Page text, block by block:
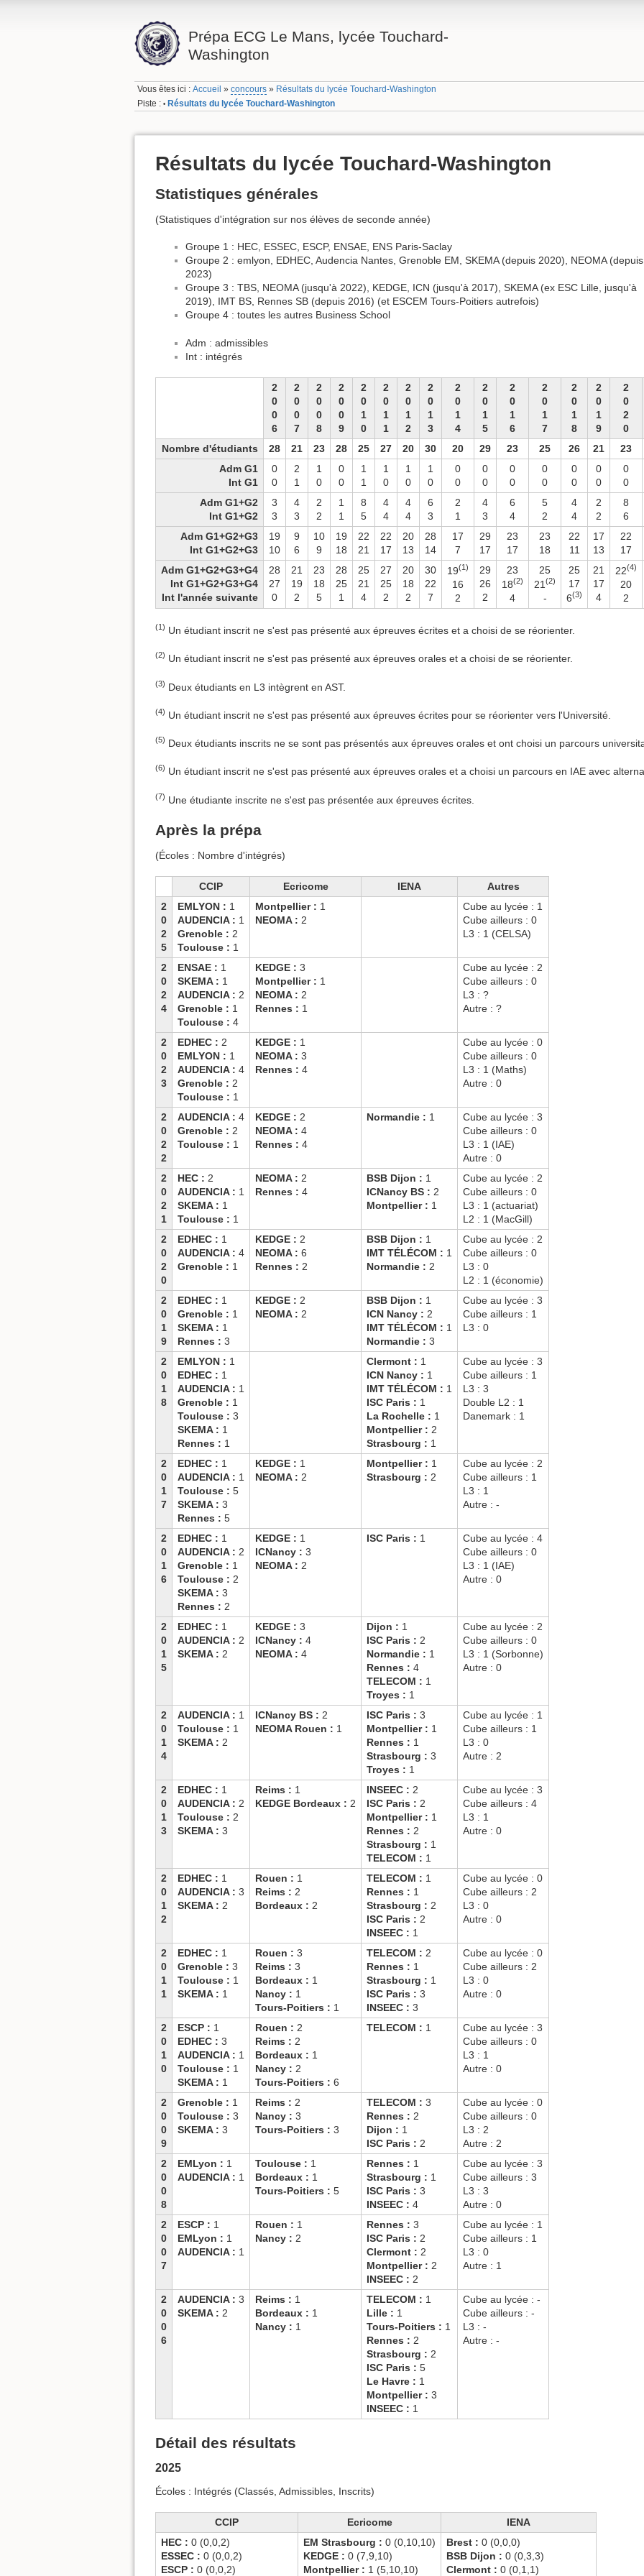
Prépa ECG Le Mans, lycée Touchard-
Washington
Vous êtes ici :Accueil »concours » Résultats du lycée Touchard-Washington
Piste : • Résultats du lycée Touchard-Washington
Résultats du lycée Touchard-Washington
Statistiques générales
(Statistiques d'intégration sur nos élèves de seconde année)
Groupe 1 : HEC, ESSEC, ESCP, ENSAE, ENS Paris-Saclay
Groupe 2 : emlyon, EDHEC, Audencia Nantes, Grenoble EM, SKEMA (depuis 2020), NEOMA (depuis
2023)
Groupe 3 : TBS, NEOMA (jusqu'à 2022), KEDGE, ICN (jusqu'à 2017), SKEMA (ex ESC Lille, jusqu'à
2019), IMT BS, Rennes SB (depuis 2016) (et ESCEM Tours-Poitiers autrefois)
Groupe 4 : toutes les autres Business School
Adm : admissibles
Int : intégrés
2
0
0
6
2
0
0
7
2
0
0
8
2
0
0
9
2
0
1
0
2
0
1
1
2
0
1
2
2
0
1
3
2
0
1
4
2
0
1
5
2
0
1
6
2
0
1
7
2
0
1
8
2
0
1
9
2
0
2
0
Nombre d'étudiants
28 21 23 28 25 27 20 30 20 29 23 25 26 21 23
Adm G1
Int G1
0
0
2
1
1
0
0
0
1
1
1
0
1
0
1
0
0
0
0
0
0
0
0
0
0
0
0
0
0
0
Adm G1+G2
Int G1+G2
3
3
4
3
2
2
1
1
8
5
4
4
4
4
6
3
2
1
4
3
6
4
5
2
4
4
2
2
8
6
Adm G1+G2+G3
Int G1+G2+G3
19
10
9
6
10
9
19
18
22
21
22
17
20
13
28
14
17
7
29
17
23
17
23
18
22
11
17
13
22
17
Adm G1+G2+G3+G4
Int G1+G2+G3+G4
Int l'année suivante
28
27
0
21
19
2
23
18
5
28
25
1
25
21
4
27
25
2
20
18
2
30
22
7
19(1)
16
2
29
26
2
23
18(2)
4
25
21 (2)
-
25
17
6(3)
21
17
4
22(4)
20
2
(1) Un étudiant inscrit ne s'est pas présenté aux épreuves écrites et a choisi de se réorienter.
(2) Un étudiant inscrit ne s'est pas présenté aux épreuves orales et a choisi de se réorienter.
(3) Deux étudiants en L3 intègrent en AST.
(4) Un étudiant inscrit ne s'est pas présenté aux épreuves écrites pour se réorienter vers l'Université.
(5) Deux étudiants inscrits ne se sont pas présentés aux épreuves orales et ont choisi un parcours
(6) Un étudiant inscrit ne s'est pas présenté aux épreuves orales et a choisi un parcours en IAE avec
(7) Une étudiante inscrite ne s'est pas présentée aux épreuves écrites.
Après la prépa
(Écoles : Nombre d'intégrés)
CCIP Ecricome IENA
Autres
2
0
2
5
EMLYON : 1
AUDENCIA : 1
Grenoble : 2
Toulouse : 1
Montpellier : 1
NEOMA : 2
Cube au lycée : 1
Cube ailleurs : 0
L3 : 1 (CELSA)
2
0
2
4
ENSAE : 1
SKEMA : 1
AUDENCIA : 2
Grenoble : 1
Toulouse : 4
KEDGE : 3
Montpellier : 1
NEOMA : 2
Rennes : 1
Cube au lycée : 2
Cube ailleurs : 0
L3 : ?
Autre : ?
2
0
2
3
EDHEC : 2
EMLYON : 1
AUDENCIA : 4
Grenoble : 2
Toulouse : 1
KEDGE : 1
NEOMA : 3
Rennes : 4
Cube au lycée : 0
Cube ailleurs : 0
L3 : 1 (Maths)
Autre : 0
2
0
2
2
AUDENCIA : 4
Grenoble : 2
Toulouse : 1
KEDGE : 2
NEOMA : 4
Rennes : 4
Normandie : 1
Cube au lycée : 3
Cube ailleurs : 0
L3 : 1 (IAE)
Autre : 0
2
0
2
1
HEC : 2
AUDENCIA : 1
SKEMA : 1
Toulouse : 1
NEOMA : 2
Rennes : 4
BSB Dijon : 1
ICNancy BS : 2
Montpellier : 1
Cube au lycée : 2
Cube ailleurs : 0
L3 : 1 (actuariat)
L2 : 1 (MacGill)
2
0
2
0
EDHEC : 1
AUDENCIA : 4
Grenoble : 1
KEDGE : 2
NEOMA : 6
Rennes : 2
BSB Dijon : 1
IMT TÉLÉCOM : 1
Normandie : 2
Cube au lycée : 2
Cube ailleurs : 0
L3 : 0
L2 : 1 (économie)
2
0
1
9
EDHEC : 1
Grenoble : 1
SKEMA : 1
Rennes : 3
KEDGE : 2
NEOMA : 2
BSB Dijon : 1
ICN Nancy : 2
IMT TÉLÉCOM : 1
Normandie : 3
Cube au lycée : 3
Cube ailleurs : 1
L3 : 0
2
0
1
8
EMLYON : 1
EDHEC : 1
AUDENCIA : 1
Grenoble : 1
Toulouse : 3
SKEMA : 1
Rennes : 1
Clermont : 1
ICN Nancy : 1
IMT TÉLÉCOM : 1
ISC Paris : 1
La Rochelle : 1
Montpellier : 2
Strasbourg : 1
Cube au lycée : 3
Cube ailleurs : 1
L3 : 3
Double L2 : 1
Danemark : 1
2
0
1
7
EDHEC : 1
AUDENCIA : 1
Toulouse : 5
SKEMA : 3
Rennes : 5
KEDGE : 1
NEOMA : 2
Montpellier : 1
Strasbourg : 2
Cube au lycée : 2
Cube ailleurs : 1
L3 : 1
Autre : -
2
0
1
6
EDHEC : 1
AUDENCIA : 2
Grenoble : 1
Toulouse : 2
SKEMA : 3
Rennes : 2
KEDGE : 1
ICNancy : 3
NEOMA : 2
ISC Paris : 1
Cube au lycée : 4
Cube ailleurs : 0
L3 : 1 (IAE)
Autre : 0
2
0
1
5
EDHEC : 1
AUDENCIA : 2
SKEMA : 2
KEDGE : 3
ICNancy : 4
NEOMA : 4
Dijon : 1
ISC Paris : 2
Normandie : 1
Rennes : 4
TELECOM : 1
Troyes : 1
Cube au lycée : 2
Cube ailleurs : 0
L3 : 1 (Sorbonne)
Autre : 0
2
0
1
4
AUDENCIA : 1
Toulouse : 1
SKEMA : 2
ICNancy BS : 2
NEOMA Rouen : 1
ISC Paris : 3
Montpellier : 1
Rennes : 1
Strasbourg : 3
Troyes : 1
Cube au lycée : 1
Cube ailleurs : 1
L3 : 0
Autre : 2
2
0
1
3
EDHEC : 1
AUDENCIA : 2
Toulouse : 2
SKEMA : 3
Reims : 1
KEDGE Bordeaux : 2
INSEEC : 2
ISC Paris : 2
Montpellier : 1
Rennes : 2
Strasbourg : 1
TELECOM : 1
Cube au lycée : 3
Cube ailleurs : 4
L3 : 1
Autre : 0
2
0
1
2
EDHEC : 1
AUDENCIA : 3
SKEMA : 2
Rouen : 1
Reims : 2
Bordeaux : 2
TELECOM : 1
Rennes : 1
Strasbourg : 2
ISC Paris : 2
INSEEC : 1
Cube au lycée : 0
Cube ailleurs : 2
L3 : 0
Autre : 0
2
0
1
1
EDHEC : 1
Grenoble : 3
Toulouse : 1
SKEMA : 1
Rouen : 3
Reims : 3
Bordeaux : 1
Nancy : 1
Tours-Poitiers : 1
TELECOM : 2
Rennes : 1
Strasbourg : 1
ISC Paris : 3
INSEEC : 3
Cube au lycée : 0
Cube ailleurs : 2
L3 : 0
Autre : 0
2
0
1
0
ESCP : 1
EDHEC : 3
AUDENCIA : 1
Toulouse : 1
SKEMA : 1
Rouen : 2
Reims : 2
Bordeaux : 1
Nancy : 2
Tours-Poitiers : 6
TELECOM : 1
Cube au lycée : 3
Cube ailleurs : 0
L3 : 1
Autre : 0
2
0
0
9
Grenoble : 1
Toulouse : 3
SKEMA : 3
Reims : 2
Nancy : 3
Tours-Poitiers : 3
TELECOM : 3
Rennes : 2
Dijon : 1
ISC Paris : 2
Cube au lycée : 0
Cube ailleurs : 0
L3 : 2
Autre : 2
2
0
0
8
EMLyon : 1
AUDENCIA : 1
Toulouse : 1
Bordeaux : 1
Tours-Poitiers : 5
Rennes : 1
Strasbourg : 1
ISC Paris : 3
INSEEC : 4
Cube au lycée : 3
Cube ailleurs : 3
L3 : 3
Autre : 0
2
0
0
7
ESCP : 1
EMLyon : 1
AUDENCIA : 1
Rouen : 1
Nancy : 2
Rennes : 3
ISC Paris : 2
Clermont : 2
Montpellier : 2
INSEEC : 2
Cube au lycée : 1
Cube ailleurs : 1
L3 : 0
Autre : 1
2
0
0
6
AUDENCIA : 3
SKEMA : 2
Reims : 1
Bordeaux : 1
Nancy : 1
TELECOM : 1
Lille : 1
Tours-Poitiers : 1
Rennes : 2
Strasbourg : 2
ISC Paris : 5
Le Havre : 1
Montpellier : 3
INSEEC : 1
Cube au lycée : -
Cube ailleurs : -
L3 : -
Autre : -
Détail des résultats
2025
Écoles : Intégrés (Classés, Admissibles, Inscrits)
CCIP Ecricome
IENA
HEC : 0 (0,0,2)
ESSEC : 0 (0,0,2)
ESCP : 0 (0,0,2)
EM Strasbourg : 0 (0,10,10)
KEDGE : 0 (7,9,10)
Montpellier : 1 (5,10,10)
Brest : 0 (0,0,0)
BSB Dijon : 0 (0,3,3)
Clermont : 0 (0,1,1)